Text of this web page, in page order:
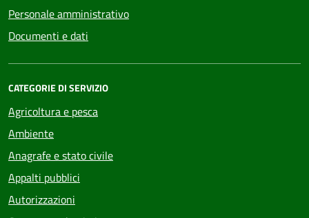
Personale amministrativo
Documenti e dati
CATEGORIE DI SERVIZIO
Agricoltura e pesca
Ambiente
Anagrafe e stato civile
Appalti pubblici
Autorizzazioni